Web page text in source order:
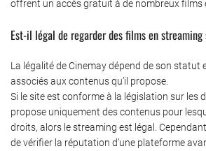
offrent un accès gratuit à de nombreux films
Est-il légal de regarder des films en streaming
La légalité de Cinemay dépend de son statut
associés aux contenus qu’il propose.
Si le site est conforme à la législation sur les
propose uniquement des contenus pour
droits, alors le streaming est légal.
de vérifier la réputation d’une plateforme